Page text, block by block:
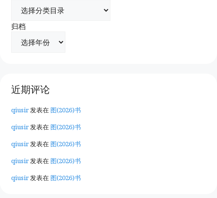
归档
近期评论
qiusir发表在 图(2026)书
qiusir发表在 图(2026)书
qiusir发表在 图(2026)书
qiusir发表在 图(2026)书
qiusir发表在 图(2026)书